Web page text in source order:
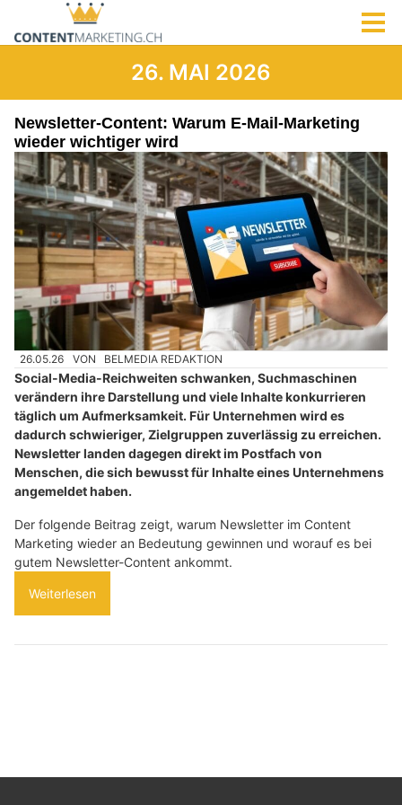
26. MAI 2026
Newsletter-Content: Warum E-Mail-Marketing
wieder wichtiger wird
26.05.26 VON BELMEDIA REDAKTION
Social-Media-Reichweiten schwanken, Suchmaschinen
verändern ihre Darstellung und viele Inhalte konkurrieren
täglich um Aufmerksamkeit. Für Unternehmen wird es
dadurch schwieriger, Zielgruppen zuverlässig zu erreichen.
Newsletter landen dagegen direkt im Postfach von
Menschen, die sich bewusst für Inhalte eines Unternehmens
angemeldet haben.
Der folgende Beitrag zeigt, warum Newsletter im Content
Marketing wieder an Bedeutung gewinnen und worauf es bei
gutem Newsletter-Content ankommt.
Weiterlesen